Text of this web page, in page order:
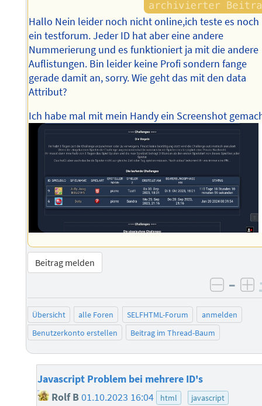
Hallo Nein leider noch nicht online,ich teste es noch
ein testforum. Jeder ID hat aber eine andere
Nummerierung und es funktioniert ja mit die andere
Auflistungen. Bin leider keine Profi sondern fange
gerade damit an, sorry. Wie geht das mit den data
Attribut?
Ich habe mal mit mein Handy ein Screenshot
Beitrag melden
–
Übersicht alle Foren SELFHTML-Forum
anmelden
Benutzerkonto erstellen
Beitrag im Thread-Baum
Javascript Problem bei mehrere ID's
Rolf B01.10.2023 16:04 html javascript